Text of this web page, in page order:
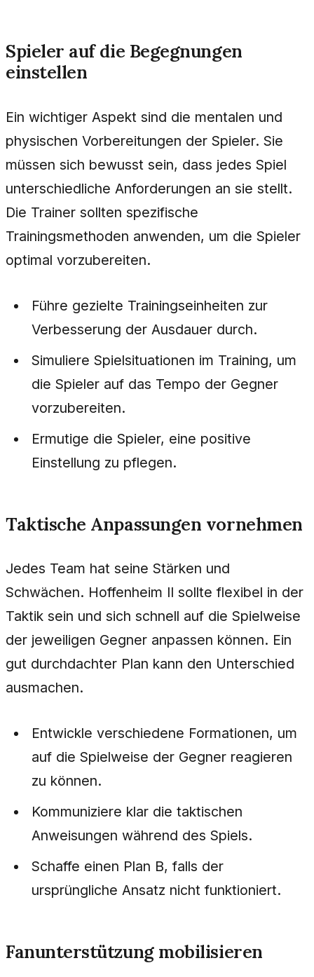
Spieler auf die Begegnungen
einstellen
Ein wichtiger Aspekt sind die mentalen und
physischen Vorbereitungen der Spieler. Sie
müssen sich bewusst sein, dass jedes Spiel
unterschiedliche Anforderungen an sie stellt.
Die Trainer sollten spezifische
Trainingsmethoden anwenden, um die Spieler
optimal vorzubereiten.
Führe gezielte Trainingseinheiten zur
Verbesserung der Ausdauer durch.
Simuliere Spielsituationen im Training, um
die Spieler auf das Tempo der Gegner
vorzubereiten.
Ermutige die Spieler, eine positive
Einstellung zu pflegen.
Taktische Anpassungen vornehmen
Jedes Team hat seine Stärken und
Schwächen. Hoffenheim II sollte flexibel in der
Taktik sein und sich schnell auf die Spielweise
der jeweiligen Gegner anpassen können. Ein
gut durchdachter Plan kann den Unterschied
ausmachen.
Entwickle verschiedene Formationen, um
auf die Spielweise der Gegner reagieren
zu können.
Kommuniziere klar die taktischen
Anweisungen während des Spiels.
Schaffe einen Plan B, falls der
ursprüngliche Ansatz nicht funktioniert.
Fanunterstützung mobilisieren